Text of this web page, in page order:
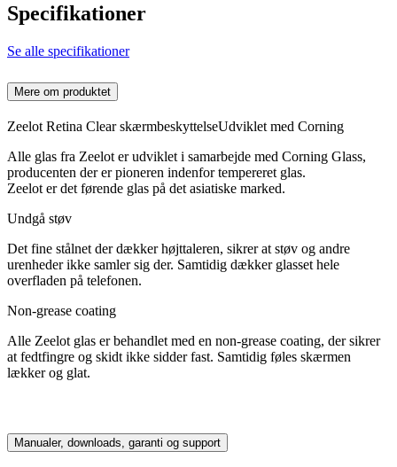
Specifikationer
Se alle specifikationer
Mere om produktet
Zeelot Retina Clear skærmbeskyttelseUdviklet med Corning
Alle glas fra Zeelot er udviklet i samarbejde med Corning Glass,
producenten der er pioneren indenfor tempereret glas.
Zeelot er det førende glas på det asiatiske marked.
Undgå støv
Det fine stålnet der dækker højttaleren, sikrer at støv og andre
urenheder ikke samler sig der. Samtidig dækker glasset hele
overfladen på telefonen.
Non-grease coating
Alle Zeelot glas er behandlet med en non-grease coating, der sikrer
at fedtfingre og skidt ikke sidder fast. Samtidig føles skærmen
lækker og glat.
Manualer, downloads, garanti og support